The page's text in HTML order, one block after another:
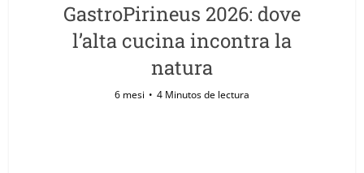
GastroPirineus 2026: dove
l’alta cucina incontra la
natura
6 mesi 4 Minutos de lectura